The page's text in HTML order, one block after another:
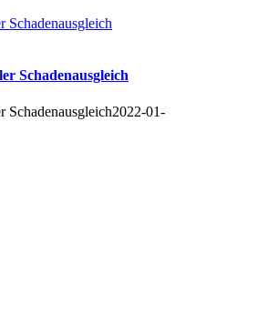
Schadenausgleich
Schadenausgleich
Schadenausgleich2022-01-